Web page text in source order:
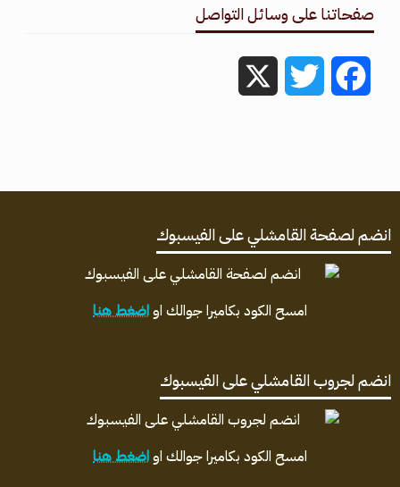
صفحاتنا على وسائل التواصل
Facebook
Twitter
انضم لصفحة القامشلي على الفيسبوك
امسح الكود بكاميرا جوالك اواضغط هنا
انضم لجروب القامشلي على الفيسبوك
امسح الكود بكاميرا جوالك اواضغط هنا